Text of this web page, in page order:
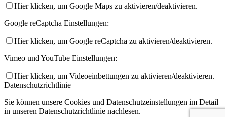
Hier klicken, um Google Maps zu aktivieren/deaktivieren.
Google reCaptcha Einstellungen:
Hier klicken, um Google reCaptcha zu aktivieren/deaktivieren.
Vimeo und YouTube Einstellungen:
Hier klicken, um Videoeinbettungen zu aktivieren/deaktivieren.
Datenschutzrichtlinie
Sie können unsere Cookies und Datenschutzeinstellungen im Detail
in unseren Datenschutzrichtlinie nachlesen.